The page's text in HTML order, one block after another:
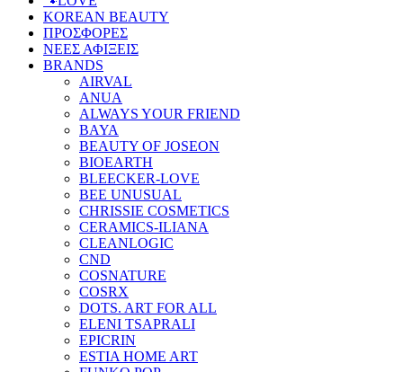
KOREAN BEAUTY
ΠΡΟΣΦΟΡΕΣ
ΝΕΕΣ ΑΦΙΞΕΙΣ
BRANDS
AIRVAL
ANUA
ALWAYS YOUR FRIEND
BAYA
BEAUTY OF JOSEON
BIOEARTH
BLEECKER-LOVE
BEE UNUSUAL
CHRISSIE COSMETICS
CERAMICS-ILIANA
CLEANLOGIC
CND
COSNATURE
COSRX
DOTS. ART FOR ALL
ELENI TSAPRALI
EPICRIN
ESTIA HOME ART